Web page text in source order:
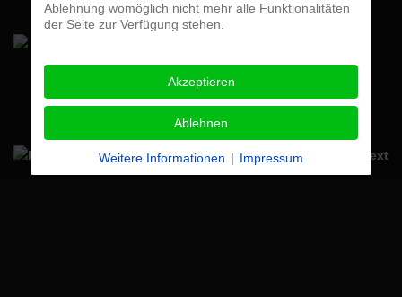
Ablehnung womöglich nicht mehr alle Funktionalitäten
der Seite zur Verfügung stehen.
Akzeptieren
Ablehnen
Weitere Informationen | Impressum